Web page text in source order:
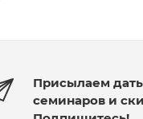
Присылаем
семинаров и